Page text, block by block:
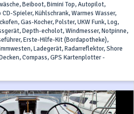
Beiboot, Bimini Top, Autopilot,
Spieler, Kühlschrank, Warmes Wasser,
Gas-Kocher, Polster, UKW Funk, Log,
Depth-echolot, Windmesser, Notpinne,
Erste-Hilfe-Kit (Bordapotheke),
Ladegerät, Radarreflektor, Shore
Compass, GPS Kartenplotter -